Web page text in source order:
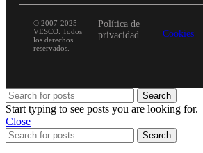
© 2007-2025
VESCO. Todos
los derechos
reservados.
Política de
privacidad
Cookies
Search
Start typing to see posts you are looking for.
Close
Search